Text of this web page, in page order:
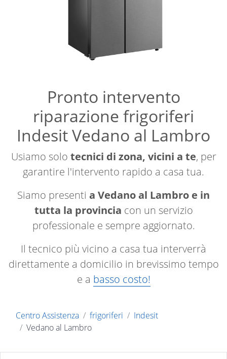
Pronto intervento
riparazione frigoriferi
Indesit Vedano al Lambro
Usiamo solo tecnici di zona, vicini a te, per
garantire l'intervento rapido a casa tua.
Siamo presenti a Vedano al Lambro e in
tutta la provincia con un servizio
professionale e sempre aggiornato.
Il tecnico più vicino a casa tua interverrà
direttamente a domicilio in brevissimo tempo
e a basso costo!
Centro Assistenza frigoriferi
Indesit
Vedano al Lambro